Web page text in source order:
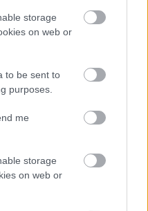
storage
on web or
to be sent to
purposes.
me
storage
on web or